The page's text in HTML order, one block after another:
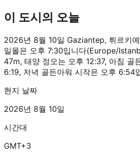
이 도시의 오늘
2026년 8월 10일 Gaziantep, 튀르키
일몰은 오후 7:30입니다(Europe/
47m, 태양 정오는 오후 12:37, 아침 골
6:19, 저녁 골든아워 시작은 오후 6:54
현지 날짜
2026년 8월 10일
시간대
GMT+3